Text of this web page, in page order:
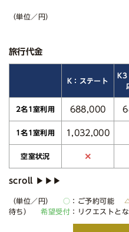
（単位／円）
旅行代金
K：ステート
K3
2名1室利用 688,000
1名1室利用 1,032,000
空室状況 ✕
（単位／円） ○ ：ご予約可能
待ち）希望受付 ：リクエストと